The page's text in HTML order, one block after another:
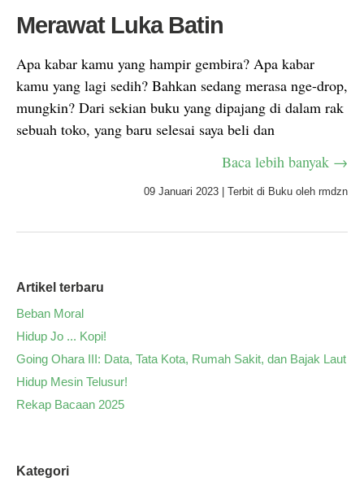
Merawat Luka Batin
Apa kabar kamu yang hampir gembira? Apa kabar
kamu yang lagi sedih? Bahkan sedang merasa nge-drop,
mungkin? Dari sekian buku yang dipajang di dalam rak
sebuah toko, yang baru selesai saya beli dan
Baca lebih banyak →
09 Januari 2023 Terbit di Buku oleh rmdzn
Artikel terbaru
Beban Moral
Hidup Jo ... Kopi!
Going Ohara III: Data, Tata Kota, Rumah Sakit, dan Bajak Laut
Hidup Mesin Telusur!
Rekap Bacaan 2025
Kategori